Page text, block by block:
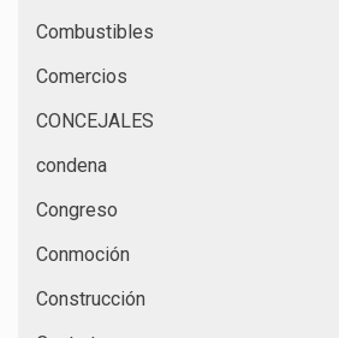
Combustibles
Comercios
CONCEJALES
condena
Congreso
Conmoción
Construcción